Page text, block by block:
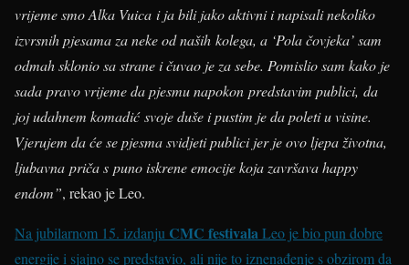
vrijeme smo Alka Vuica i ja bili jako aktivni i napisali nekoliko
izvrsnih pjesama za neke od naših kolega, a ‘Pola čovjeka’ sam
odmah sklonio sa strane i čuvao je za sebe. Pomislio sam kako je
sada pravo vrijeme da pjesmu napokon predstavim publici, da
joj udahnem komadić svoje duše i pustim je da poleti u visine.
Vjerujem da će se pjesma svidjeti publici jer je ovo ljepa životna,
ljubavna priča s puno iskrene emocije koja završava happy
endom”, rekao je Leo.
Na jubilarnom 15. izdanju CMC festivalaLeo je bio pun dobre
energije i sjajno se predstavio, ali nije to iznenađenje s obzirom da